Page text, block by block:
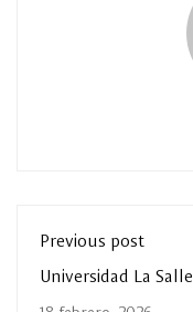
Previous post
Universidad La Salle